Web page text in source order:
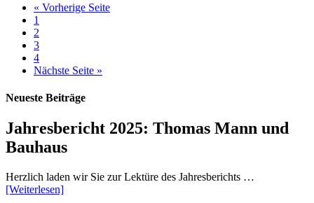
« Vorherige Seite
1
2
3
4
Nächste Seite »
Neueste Beiträge
Jahresbericht 2025: Thomas Mann und
Bauhaus
Herzlich laden wir Sie zur Lektüre des Jahresberichts …
[Weiterlesen]